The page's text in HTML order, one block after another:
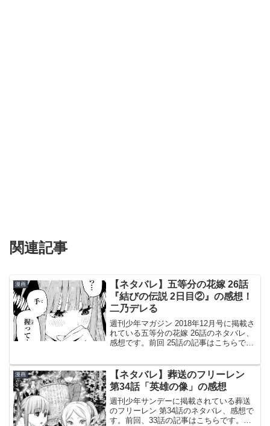
関連記事
漫画
【ネタバレ】五等分の花嫁 26話
『結びの伝説 2日目②』の感想！
二乃デレる
週刊少年マガジン 2018年12月号に掲載さ
れている五等分の花嫁 26話のネタバレ、
感想です。前回 25話の記事はこちらで
林間学校での肝試しのお話の続きです。
肝試しの...
漫画
【ネタバレ】葬送のフリーレン
第34話「英雄の像」の感想
週刊少年サンデーに掲載されている葬送
のフリーレン 第34話のネタバレ、感想で
す。前回、33話の記事はこちらです。フ